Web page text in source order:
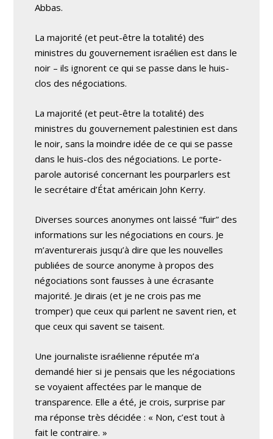
Abbas.
La majorité (et peut-être la totalité) des
ministres du gouvernement israélien est dans le
noir – ils ignorent ce qui se passe dans le huis-
clos des négociations.
La majorité (et peut-être la totalité) des
ministres du gouvernement palestinien est dans
le noir, sans la moindre idée de ce qui se passe
dans le huis-clos des négociations. Le porte-
parole autorisé concernant les pourparlers est
le secrétaire d’État américain John Kerry.
Diverses sources anonymes ont laissé “fuir” des
informations sur les négociations en cours. Je
m’aventurerais jusqu’à dire que les nouvelles
publiées de source anonyme à propos des
négociations sont fausses à une écrasante
majorité. Je dirais (et je ne crois pas me
tromper) que ceux qui parlent ne savent rien, et
que ceux qui savent se taisent.
Une journaliste israélienne réputée m’a
demandé hier si je pensais que les négociations
se voyaient affectées par le manque de
transparence. Elle a été, je crois, surprise par
ma réponse très décidée : « Non, c’est tout à
fait le contraire. »